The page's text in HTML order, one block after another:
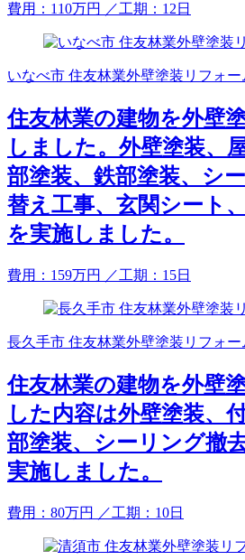
費用： 110万円 ／工期：12日
いなべ市 住友林業外壁塗装リフォー
住友林業の建物を外壁
しました。外壁塗装、
部塗装、鉄部塗装、シ
替え工事、玄関シート
を実施しました。
費用： 159万円 ／工期：15日
長久手市 住友林業外壁塗装リフォー
住友林業の建物を外壁
した内容は外壁塗装、
部塗装、シーリング撤
実施しました。
費用： 80万円 ／工期：10日